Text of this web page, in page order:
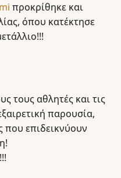
προκρίθηκε και
όπου κατέκτησε
τους αθλητές και τις
παρουσία,
που επιδεικνύουν